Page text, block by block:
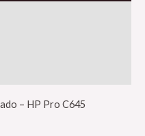
– HP Pro C645